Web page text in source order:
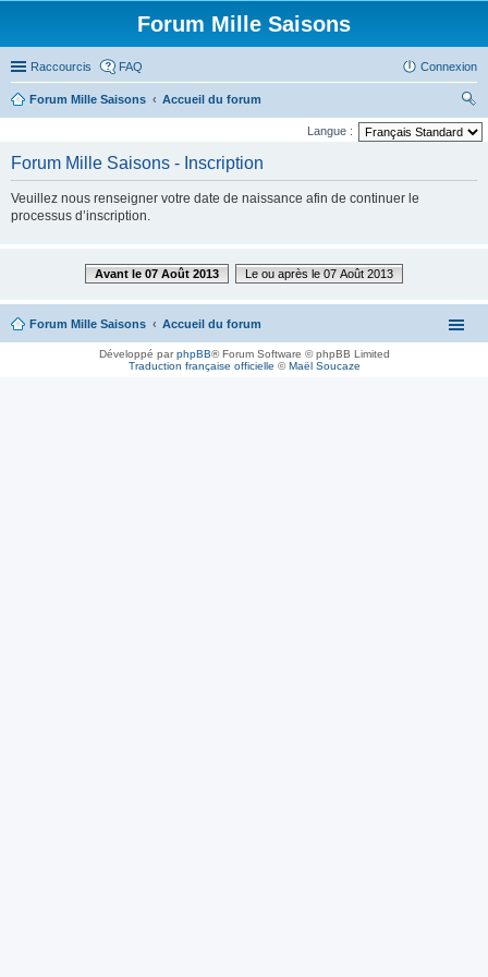
Forum Mille Saisons
Raccourcis FAQ Connexion
Forum Mille Saisons
Accueil du forum
ec
ch
Langue :
Forum Mille Saisons - Inscription
Veuillez nous renseigner votre date de naissance afin de continuer le
processus d’inscription.
Avant le 07 Août 2013 Le ou après le 07 Août 2013
Forum Mille Saisons Accueil du forum
Développé parphpBB® Forum Software © phpBB Limited
Traduction française officielle ©Maël Soucaze